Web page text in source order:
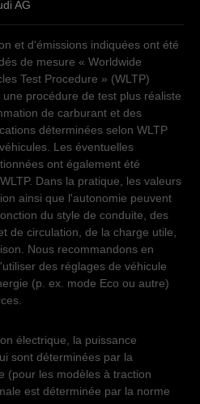
AG
et d'émissions indiquées ont été
de mesure « Worldwide
Test Procedure » (WLTP)
procédure de test plus réaliste
de carburant et des
déterminées selon WLTP
Les éventuelles
ont également été
Dans la pratique, les valeurs
ainsi que l'autonomie peuvent
du style de conduite, des
de circulation, de la charge utile,
Nous recommandons en
des réglages de véhicule
(p. ex. mode Eco ou autre)
électrique, la puissance
sont déterminées par la
(pour les modèles à traction
est déterminée par la norme